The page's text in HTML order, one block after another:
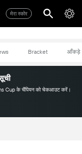
मेरा स्कोर
Bracket आँकड़े
Cup के चैंपियन को चेकआउट करें।